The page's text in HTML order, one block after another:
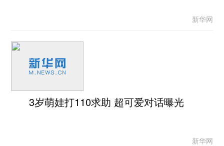
新华网
3岁萌娃打110求助 超可爱对话曝光
新华网